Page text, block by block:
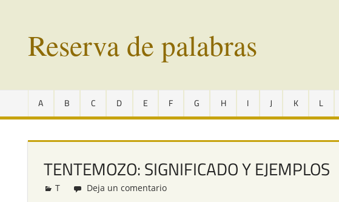
contenidoReserva de palabras
en
vías
extinción
A B C D E F G H I J K L
TENTEMOZO: SIGNIFICADO Y EJEMPLOS
Redacción
T Deja un comentario